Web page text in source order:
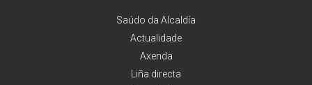
Saúdo da Alcaldía
Actualidade
Axenda
Liña directa